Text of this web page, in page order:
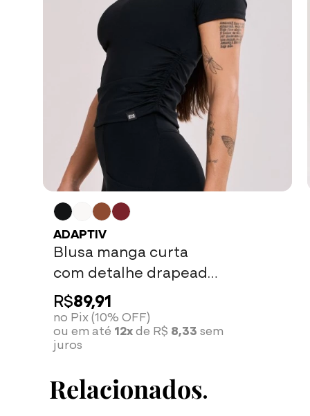
ADAPTIV
Blusa manga curta
com detalhe drapeado
preto
R$89,91
no Pix (10% OFF)
ou em até 12xde R$ 8,33 sem
juros
Relacionados